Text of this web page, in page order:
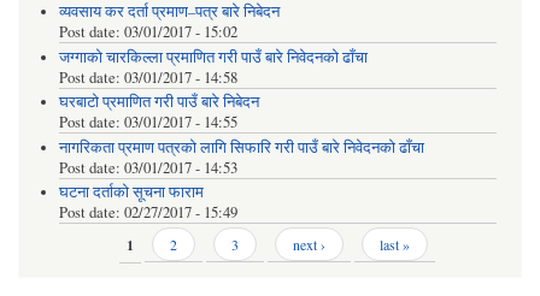
व्यवसाय कर दर्ता प्रमाण–पत्र बारे निबेदन
Post date: 03/01/2017 - 15:02
जग्गाको चारकिल्ला प्रमाणित गरी पाउँ बारे निवेदनको ढाँचा
Post date: 03/01/2017 - 14:58
घरबाटो प्रमाणित गरी पाउँ बारे निबेदन
Post date: 03/01/2017 - 14:55
नागरिकता प्रमाण पत्रको लागि सिफारि गरी पाउँ बारे निवेदनको ढाँचा
Post date: 03/01/2017 - 14:53
घटना दर्ताको सूचना फाराम
Post date: 02/27/2017 - 15:49
1 2 3 next › last »